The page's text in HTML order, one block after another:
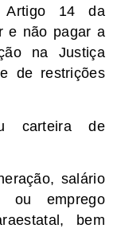
14 da
e não pagar a
na Justiça
de restrições
carteira de
salário
ou emprego
bem